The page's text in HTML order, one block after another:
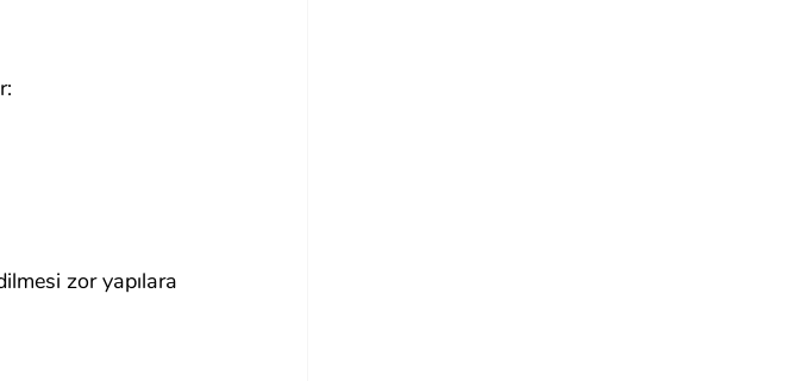
zor yapılara